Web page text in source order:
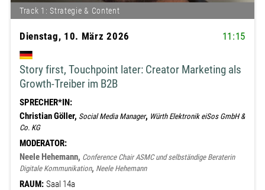
Track 1: Strategie & Content
Dienstag, 10. März 2026 11:15
Story first, Touchpoint later: Creator Marketing als
Growth-Treiber im B2B
SPRECHER*IN:
Christian Göller, Social Media Manager, Würth Elektronik eiSos GmbH &
Co. KG
MODERATOR:
Neele Hehemann, Conference Chair ASMC und selbständige Beraterin
Digitale Kommunikation, Neele Hehemann
RAUM: Saal 14a